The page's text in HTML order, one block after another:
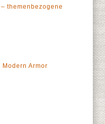
themenbezogene
Armor